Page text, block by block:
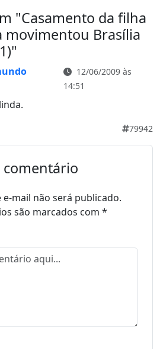
"Casamento da filha
movimentou Brasília
"
12/06/2009 às
14:51
79942
comentário
e-mail não será publicado.
são marcados com *